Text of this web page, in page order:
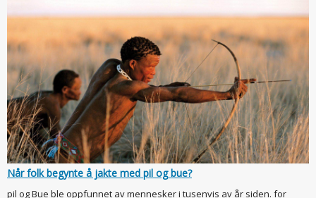
Når folk begynte å jakte med pil og bue?
pil og Bue ble oppfunnet av mennesker i tusenvis av år siden. for